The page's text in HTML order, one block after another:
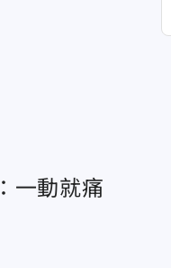
一動就痛